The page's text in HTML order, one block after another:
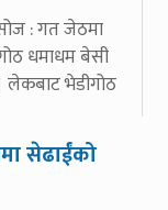
: गत जेठमा
धमाधम बेसी
लेकबाट भेडीगोठ
सेढाईंको